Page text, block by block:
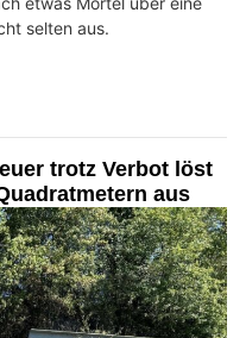
selten aus.
trotz Verbot löst
aus